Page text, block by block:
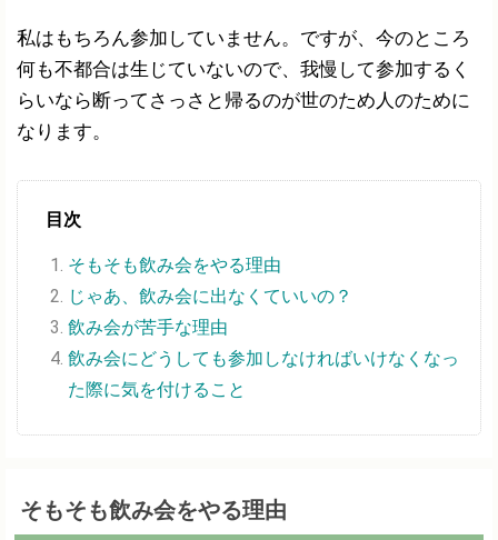
私はもちろん参加していません。ですが、今のところ
何も不都合は生じていないので、我慢して参加するく
らいなら断ってさっさと帰るのが世のため人のために
なります。
目次
そもそも飲み会をやる理由
じゃあ、飲み会に出なくていいの？
飲み会が苦手な理由
飲み会にどうしても参加しなければいけなくなっ
た際に気を付けること
そもそも飲み会をやる理由